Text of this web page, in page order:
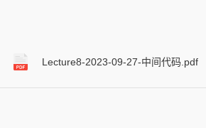
Lecture8-2023-09-27-中间代码.pdf